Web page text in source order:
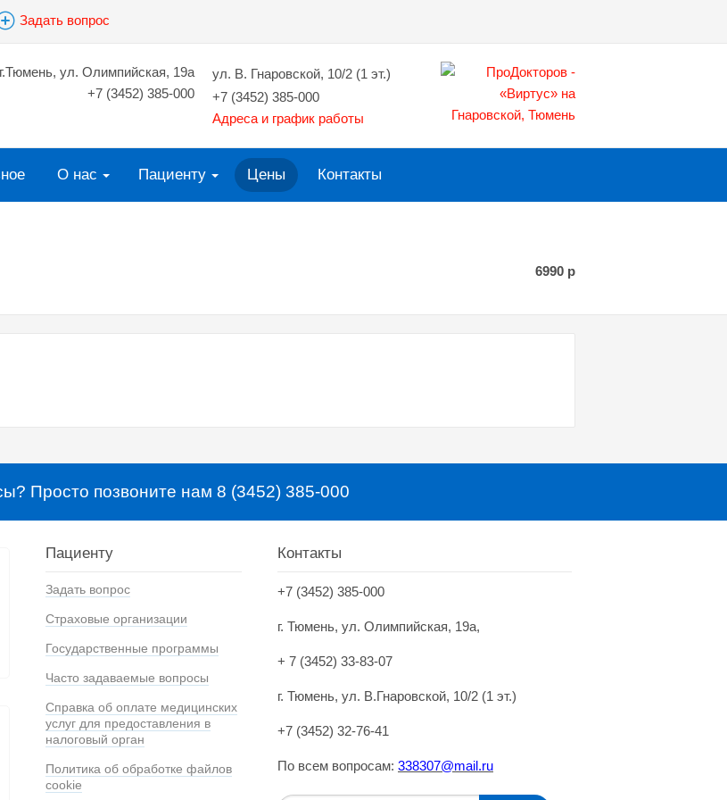
Задать вопрос
г.Тюмень, ул. Олимпийская, 19а
+7 (3452) 385-000
ул. В. Гнаровской, 10/2 (1 эт.)
+7 (3452) 385-000
Адреса и график работы
О нас Пациенту Цены Контакты
6990 р
Просто позвоните нам 8 (3452) 385-000
Пациенту
Задать вопрос
Страховые организации
Государственные программы
Часто задаваемые вопросы
Справка об оплате медицинских
услуг для предоставления в
налоговый орган
Политика об обработке файлов
cookie
Контакты
+7 (3452) 385-000
г. Тюмень, ул. Олимпийская, 19а,
+ 7 (3452) 33-83-07
г. Тюмень, ул. В.Гнаровской, 10/2 (1 эт.)
+7 (3452) 32-76-41
По всем вопросам: 338307@mail.ru